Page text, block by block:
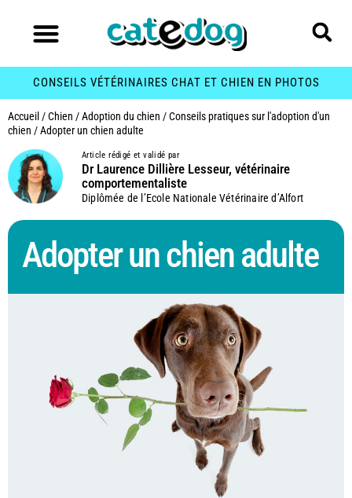
CONSEILS VÉTÉRINAIRES CHAT ET CHIEN EN PHOTOS
Accueil /Chien /Adoption du chien /Conseils pratiques sur l'adoption d'un
chien /Adopter un chien adulte
Article rédigé et validé par
Dr Laurence Dillière Lesseur, vétérinaire
comportementaliste
Diplômée de l’Ecole Nationale Vétérinaire d’Alfort
Adopter un chien adulte